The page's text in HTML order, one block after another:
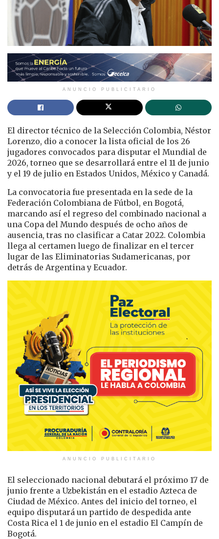
ANUNCIO PUBLICITARIO
El director técnico de la Selección Colombia, Néstor
Lorenzo, dio a conocer la lista oficial de los 26
jugadores convocados para disputar el Mundial de
2026, torneo que se desarrollará entre el 11 de junio
y el 19 de julio en Estados Unidos, México y Canadá.
La convocatoria fue presentada en la sede de la
Federación Colombiana de Fútbol, en Bogotá,
marcando así el regreso del combinado nacional a
una Copa del Mundo después de ocho años de
ausencia, tras no clasificar a Catar 2022. Colombia
llega al certamen luego de finalizar en el tercer
lugar de las Eliminatorias Sudamericanas, por
detrás de Argentina y Ecuador.
ANUNCIO PUBLICITARIO
El seleccionado nacional debutará el próximo 17 de
junio frente a Uzbekistán en el estadio Azteca de
Ciudad de México. Antes del inicio del torneo, el
equipo disputará un partido de despedida ante
Costa Rica el 1 de junio en el estadio El Campín de
Bogotá.